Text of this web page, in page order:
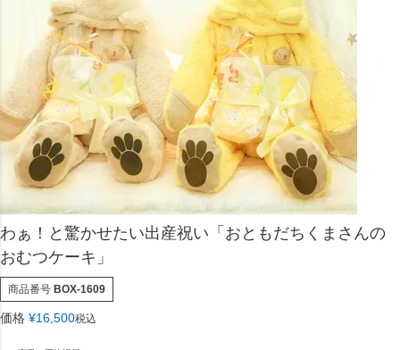
わぁ！と驚かせたい出産祝い「おともだちくまさんの
おむつケーキ」
商品番号 BOX-1609
価格 ¥16,500税込